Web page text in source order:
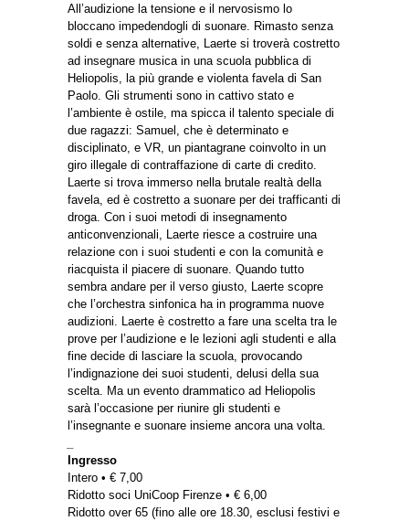
All’audizione la tensione e il nervosismo lo
bloccano impedendogli di suonare. Rimasto senza
soldi e senza alternative, Laerte si troverà costretto
ad insegnare musica in una scuola pubblica di
Heliopolis, la più grande e violenta favela di San
Paolo. Gli strumenti sono in cattivo stato e
l’ambiente è ostile, ma spicca il talento speciale di
due ragazzi: Samuel, che è determinato e
disciplinato, e VR, un piantagrane coinvolto in un
giro illegale di contraffazione di carte di credito.
Laerte si trova immerso nella brutale realtà della
favela, ed è costretto a suonare per dei trafficanti di
droga. Con i suoi metodi di insegnamento
anticonvenzionali, Laerte riesce a costruire una
relazione con i suoi studenti e con la comunità e
riacquista il piacere di suonare. Quando tutto
sembra andare per il verso giusto, Laerte scopre
che l’orchestra sinfonica ha in programma nuove
audizioni. Laerte è costretto a fare una scelta tra le
prove per l’audizione e le lezioni agli studenti e alla
fine decide di lasciare la scuola, provocando
l’indignazione dei suoi studenti, delusi della sua
scelta. Ma un evento drammatico ad Heliopolis
sarà l’occasione per riunire gli studenti e
l’insegnante e suonare insieme ancora una volta.
Ingresso
Intero • € 7,00
Ridotto soci UniCoop Firenze • € 6,00
Ridotto over 65 (fino alle ore 18.30, esclusi festivi e